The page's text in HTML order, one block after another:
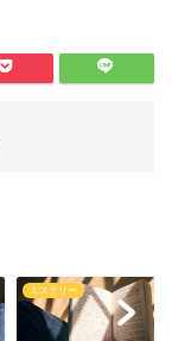
ミステリー